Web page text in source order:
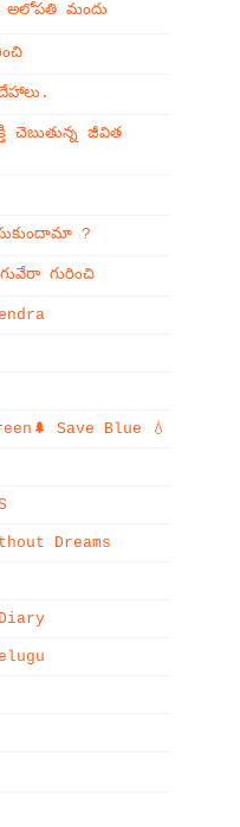
అలోపతి మందు
చెబుతున్న జీవిత
?
గురించి
Save Blue 💧
Dreams